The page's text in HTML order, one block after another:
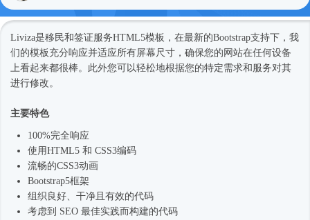
Liviza是移民和签证服务HTML5模板 ，在最新的Bootstrap支持下，我
们的模板充分响应并适应所有屏幕尺寸，确保您的网站在任何设备
上看起来都很棒。此外您可以轻松地根据您的特定需求和服务对其
进行修改。
主要特色
100%完全响应
使用HTML5 和 CSS3编码
流畅的CSS3动画
Bootstrap5框架
组织良好、干净且有效的代码
考虑到 SEO 最佳实践而构建的代码